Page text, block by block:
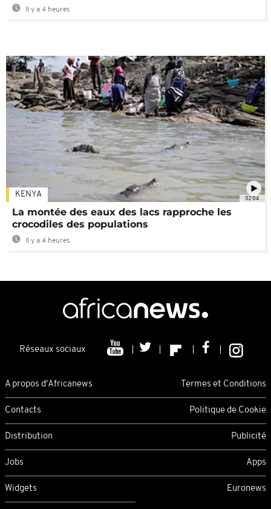
Il y a 4 heures
02:04
KENYA
La montée des eaux des lacs rapproche les
crocodiles des populations
Il y a 4 heures
Réseaux sociaux
A propos d'Africanews Termes et Conditions
Contacts Politique de Cookie
Distribution Publicité
Jobs Apps
Widgets Euronews